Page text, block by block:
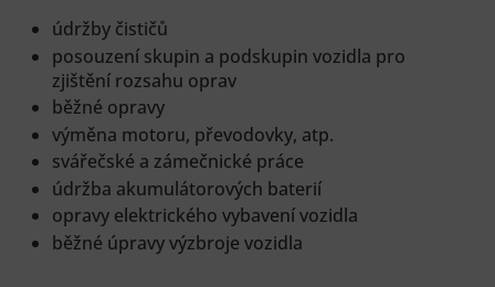
údržby čističů
posouzení skupin a podskupin vozidla pro
zjištění rozsahu oprav
běžné opravy
výměna motoru, převodovky, atp.
svářečské a zámečnické práce
údržba akumulátorových baterií
opravy elektrického vybavení vozidla
běžné úpravy výzbroje vozidla